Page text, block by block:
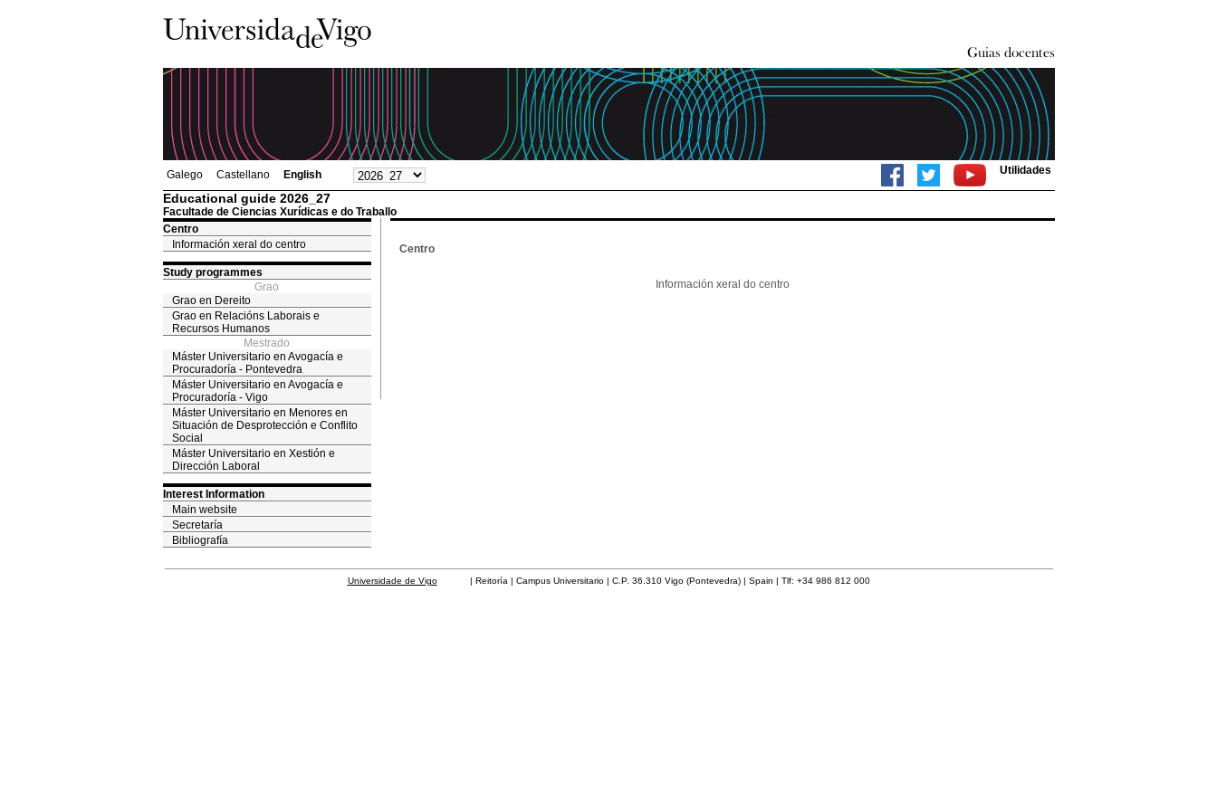
Galego Castellano English Utilidades
Educational guide 2026_27
Facultade de Ciencias Xurídicas e do Traballo
Centro
Información xeral do centro
Study programmes
Grao
Grao en Dereito
Grao en Relacións Laborais e
Recursos Humanos
Mestrado
Máster Universitario en Avogacía e
Procuradoría - Pontevedra
Máster Universitario en Avogacía e
Procuradoría - Vigo
Máster Universitario en Menores en
Situación de Desprotección e Conflito
Social
Máster Universitario en Xestión e
Dirección Laboral
Interest Information
Main website
Secretaría
Bibliografía
Centro
Información xeral do centro
Universidade de Vigo| Reitoría | Campus Universitario | C.P. 36.310 Vigo (Pontevedra) | Spain | Tlf: +34 986 812 000